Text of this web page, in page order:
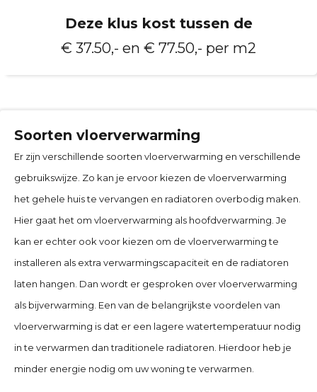
Deze klus kost tussen de
€ 37.50,- en € 77.50,- per m2
Soorten vloerverwarming
Er zijn verschillende soorten vloerverwarming en verschillende
gebruikswijze. Zo kan je ervoor kiezen de vloerverwarming
het gehele huis te vervangen en radiatoren overbodig maken.
Hier gaat het om vloerverwarming als hoofdverwarming. Je
kan er echter ook voor kiezen om de vloerverwarming te
installeren als extra verwarmingscapaciteit en de radiatoren
laten hangen. Dan wordt er gesproken over vloerverwarming
als bijverwarming. Een van de belangrijkste voordelen van
vloerverwarming is dat er een lagere watertemperatuur nodig
in te verwarmen dan traditionele radiatoren. Hierdoor heb je
minder energie nodig om uw woning te verwarmen.